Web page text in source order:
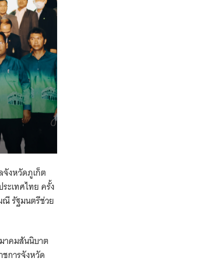
จังหวัดภูเก็ต
ะเทศไทย ครั้ง
รัฐมนตรีช่วย
าคมสันนิบาต
การจังหวัด